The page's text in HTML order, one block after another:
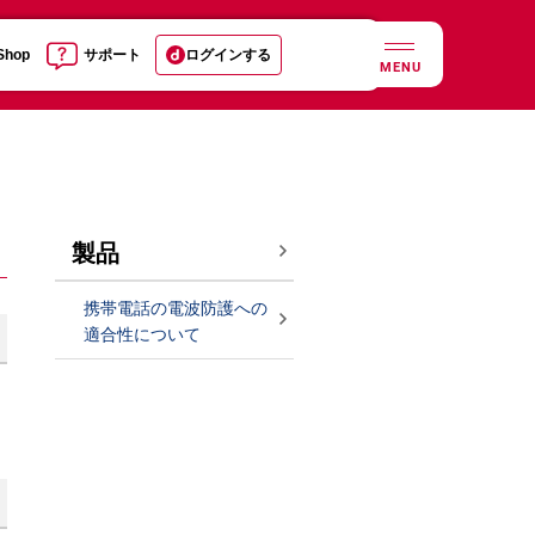
サポート ログインする
MENU
製品
携帯電話の電波防護への
適合性について